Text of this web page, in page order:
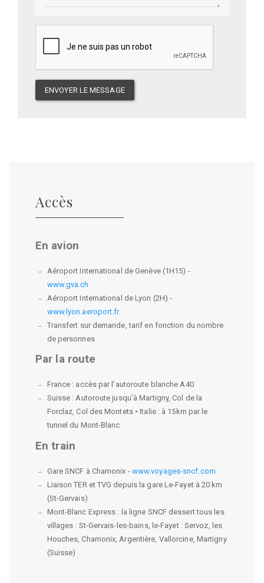
ENVOYER LE MESSAGE
Accès
En avion
Aéroport International de Genève (1H15) -
www.gva.ch
Aéroport International de Lyon (2H) -
www.lyon.aeroport.fr
Transfert sur demande, tarif en fonction du nombre
de personnes
Par la route
France : accès par l’autoroute blanche A40
Suisse : Autoroute jusqu’à Martigny, Col de la
Forclaz, Col des Montets • Italie : à 15km par le
tunnel du Mont-Blanc
En train
Gare SNCF à Chamonix - www.voyages-sncf.com
Liaison TER et TVG depuis la gare Le-Fayet à 20 km
(St-Gervais)
Mont-Blanc Express : la ligne SNCF dessert tous les
villages : St-Gervais-les-bains, le-Fayet : Servoz, les
Houches, Chamonix, Argentière, Vallorcine, Martigny
(Suisse)